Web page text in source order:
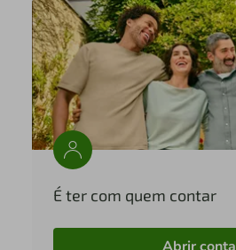
É ter com quem contar
Abrir conta